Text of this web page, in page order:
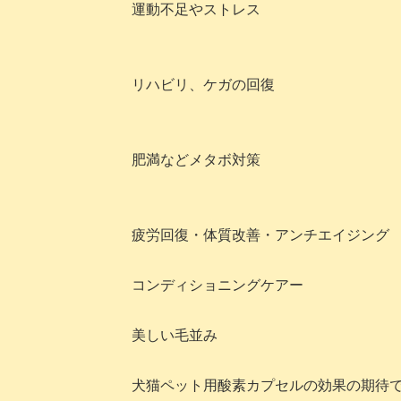
運動不足やストレス
リハビリ、ケガの回復
肥満などメタボ対策
疲労回復・体質改善・アンチエイジング
コンディショニングケアー
美しい毛並み
犬猫ペット用酸素カプセルの効果の期待